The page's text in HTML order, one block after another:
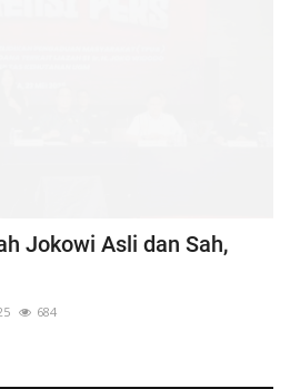
Jokowi Asli dan Sah,
684